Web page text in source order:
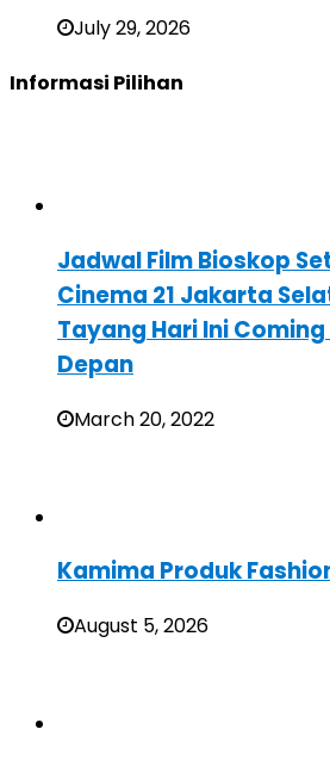
July 29, 2026
Informasi Pilihan
Jadwal Film Bioskop
Cinema 21 Jakarta
Tayang Hari Ini
Depan
March 20, 2022
Kamima Produk
August 5, 2026